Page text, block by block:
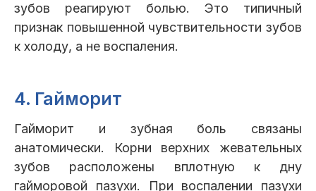
зубов реагируют болью. Это типичный
признак повышенной чувствительности зубов
к холоду, а не воспаления.
4. Гайморит
Гайморит и зубная боль связаны
анатомически. Корни верхних жевательных
зубов расположены вплотную к дну
гайморовой пазухи. При воспалении пазухи